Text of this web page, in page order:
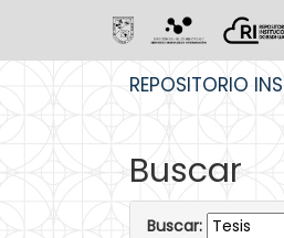
REPOSITORIO
Buscar
Buscar: